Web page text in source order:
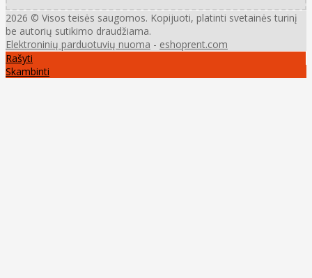
2026 © Visos teisės saugomos. Kopijuoti, platinti svetainės turinį
be autorių sutikimo draudžiama.
Elektroninių parduotuvių nuoma - eshoprent.com
Rašyti
Skambinti